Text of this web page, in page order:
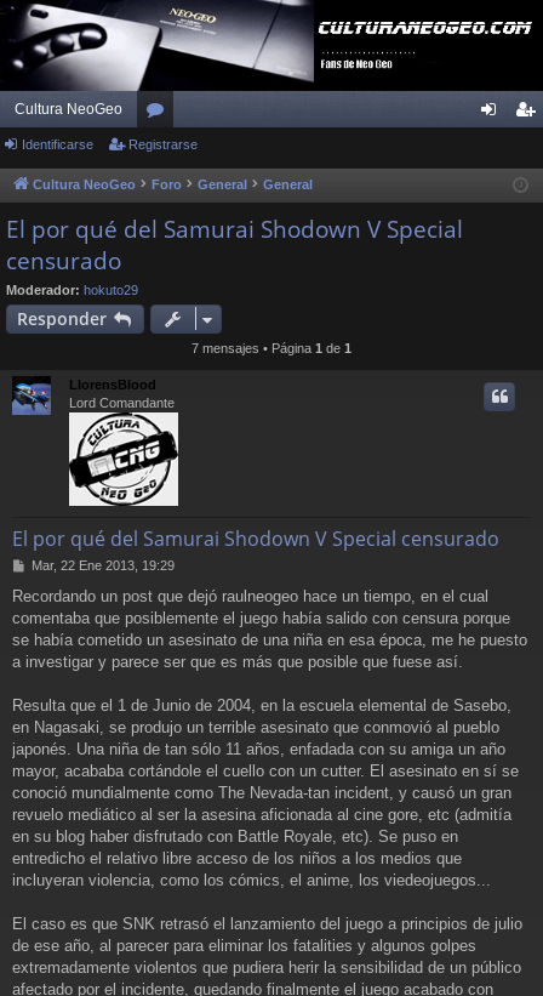
Cultura NeoGeo
or
os ist
Identificarse Registrarse
Cultura NeoGeo Foro General General
El por qué del Samurai Shodown V Special
censurado
Moderador: hokuto29
Responder
7 mensajes • Página 1 de 1
LlorensBlood
Lord Comandante
El por qué del Samurai Shodown V Special censurado
M
n
s
a
j
Mar, 22 Ene 2013, 19:29
Recordando un post que dejó raulneogeo hace un tiempo, en el cual
comentaba que posiblemente el juego había salido con censura porque
se había cometido un asesinato de una niña en esa época, me he puesto
a investigar y parece ser que es más que posible que fuese así.
Resulta que el 1 de Junio de 2004, en la escuela elemental de Sasebo,
en Nagasaki, se produjo un terrible asesinato que conmovió al pueblo
japonés. Una niña de tan sólo 11 años, enfadada con su amiga un año
mayor, acababa cortándole el cuello con un cutter. El asesinato en sí se
conoció mundialmente como The Nevada-tan incident, y causó un gran
revuelo mediático al ser la asesina aficionada al cine gore, etc (admitía
en su blog haber disfrutado con Battle Royale, etc). Se puso en
entredicho el relativo libre acceso de los niños a los medios que
incluyeran violencia, como los cómics, el anime, los viedeojuegos...
El caso es que SNK retrasó el lanzamiento del juego a principios de julio
de ese año, al parecer para eliminar los fatalities y algunos golpes
extremadamente violentos que pudiera herir la sensibilidad de un público
afectado por el incidente, quedando finalmente el juego acabado con